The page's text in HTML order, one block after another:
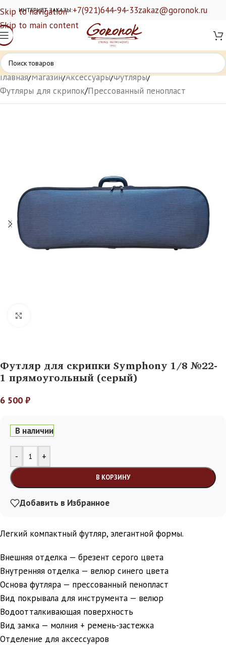
Skip to navigation
Skip to main content
ИНТЕРНЕТ ЗАКАЗЫ:+7(921)644-94-33zakaz@goronok.ru
Главная/Магазин/Аксессуары/Футляры/
Футляры для скрипок/Прессованный пенопласт
Футляр для скрипки Symphony 1/8 №22-
1 прямоугольный (серый)
6 500 ₽
В наличии
- +
В КОРЗИНУ
Alternative:
Добавить в Избранное
Легкий компактный футляр, элегантной формы.
Внешняя отделка — брезент серого цвета
Внутренняя отделка — велюр синего цвета
Основа футляра — прессованный пенопласт
Вид покрывала для инструмента — велюр
Водоотталкивающая поверхность
Вид замка — молния + ремень-застежка
Отделение для аксессуаров